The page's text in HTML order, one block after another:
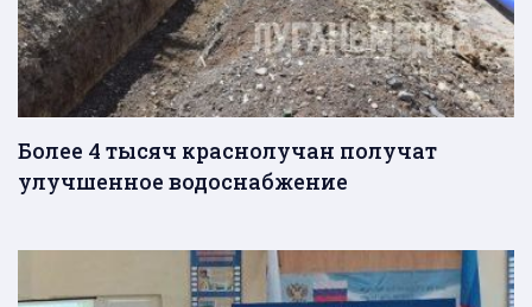
Более 4 тысяч краснолучан получат
улучшенное водоснабжение